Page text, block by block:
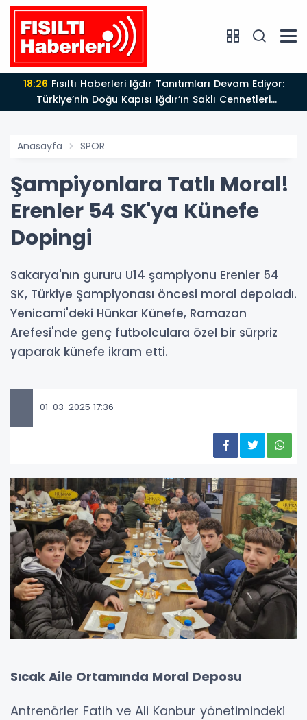
18:26
Türkiye’nin Doğu Kapısı Iğdır’ın Saklı Cennetleri
Keşfedilmeyi Bekliyor
Anasayfa SPOR
Şampiyonlara Tatlı Moral!
Erenler 54 SK'ya Künefe
Dopingi
Sakarya'nın gururu U14 şampiyonu Erenler 54
SK, Türkiye Şampiyonası öncesi moral depoladı.
Yenicami'deki Hünkar Künefe, Ramazan
Arefesi'nde genç futbolculara özel bir sürpriz
yaparak künefe ikram etti.
01-03-2025 17:36
Sıcak Aile Ortamında Moral Deposu
Antrenörler Fatih ve Ali Kanbur yönetimindeki